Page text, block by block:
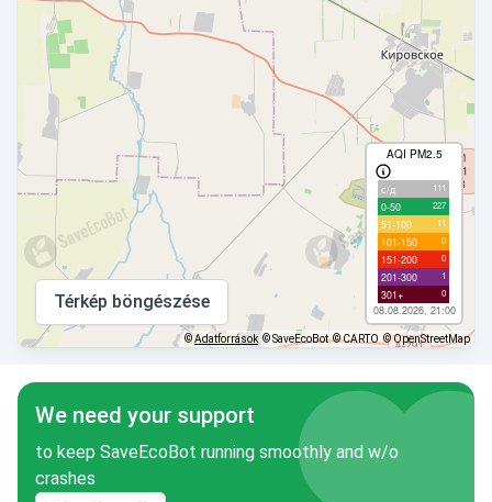
AQI PM2.5
с/д 111
0-50 227
51-100 11
101-150 0
151-200 0
201-300 1
301+ 0
08.08.2026, 21:00
Térkép böngészése
©Adatforrások © SaveEcoBot © CARTO © OpenStreetMap
We need your support
to keep SaveEcoBot running smoothly and w/o
crashes